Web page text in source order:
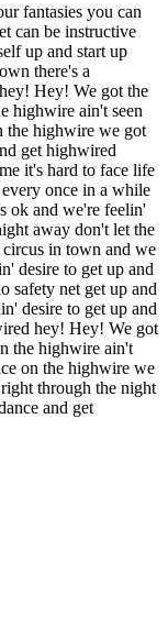
fantasies you can
can be instructive
up and start up
there's a
Hey! We got the
highwire ain't seen
the highwire we got
get highwired
it's hard to face life
once in a while
ok and we're feelin'
away don't let the
in town and we
desire to get up and
safety net get up and
desire to get up and
hey! Hey! We got
the highwire ain't
on the highwire we
through the night
and get